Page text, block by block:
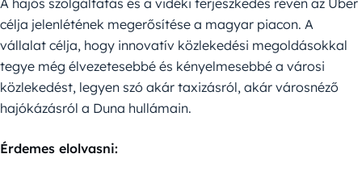
célja jelenlétének megerősítése a magyar piacon. A
vállalat célja, hogy innovatív közlekedési megoldásokkal
tegye még élvezetesebbé és kényelmesebbé a városi
közlekedést, legyen szó akár taxizásról, akár városnéző
hajókázásról a Duna hullámain.
Érdemes elolvasni: